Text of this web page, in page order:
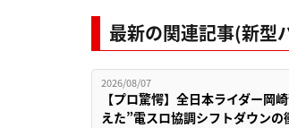
最新の関連記事(新型
2026/08/07
【プロ驚愕】全日本ライダー
えた”電スロ協調シフトダウンの